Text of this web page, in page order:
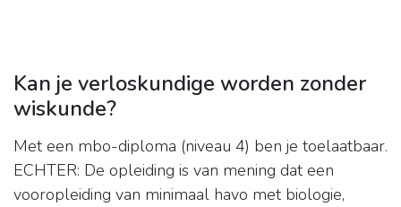
Kan je verloskundige worden zonder
wiskunde?
Met een mbo-diploma (niveau 4) ben je toelaatbaar.
ECHTER: De opleiding is van mening dat een
vooropleiding van minimaal havo met biologie,